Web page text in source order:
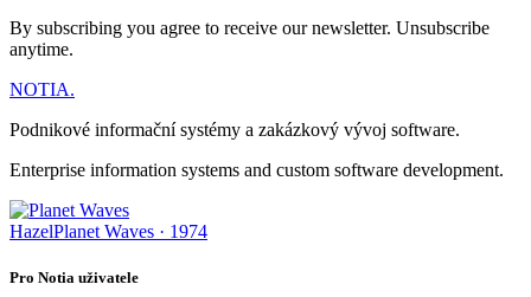
By subscribing you agree to receive our newsletter. Unsubscribe
anytime.
NOTIA.
Podnikové informační systémy a zakázkový vývoj software.
Enterprise information systems and custom software development.
HazelPlanet Waves · 1974
Pro Notia uživatele